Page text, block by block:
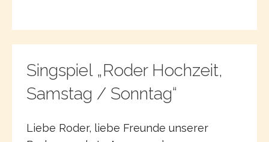
Singspiel „Roder Hochzeit,
Samstag / Sonntag“
Liebe Roder, liebe Freunde unserer